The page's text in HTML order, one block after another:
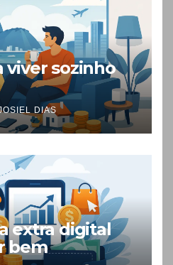
viver sozinho
DIAS
extra digital
bem